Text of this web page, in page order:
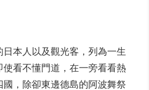
日本人以及觀光客，列為一生
看不懂門道，在一旁看看熱
，除卻東邊德島的阿波舞祭